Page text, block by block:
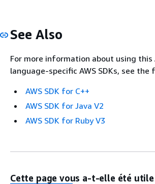
See Also
For more information about using this
language-specific AWS SDKs, see the
AWS SDK for C++
AWS SDK for Java V2
AWS SDK for Ruby V3
Cette page vous a-t-elle été utile